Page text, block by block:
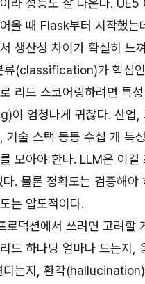
라 성능도 잘 나온다.
올 때 Flask부터 시작했
생산성 차이가 확실히 느
류(classification)가 핵심
리드 스코어링하려면 특
이 엄청나게 귀찮다. 산업,
기술 스택 등등 수십 개 특
모아야 한다. LLM은 이걸
. 물론 정확도는 검증해야
는 압도적이다.
로덕션에서 쓰려면 고려할
드 하나당 얼마나 드는지,
디는지, 환각